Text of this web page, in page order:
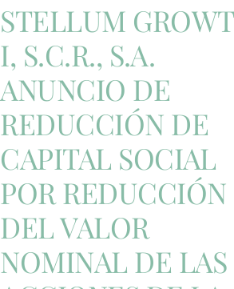
STELLUM
I, S.C.R., S.A.
ANUNCIO DE
REDUCCIÓN DE
CAPITAL SOCIAL
POR REDUCCIÓN
DEL VALOR
NOMINAL DE LAS